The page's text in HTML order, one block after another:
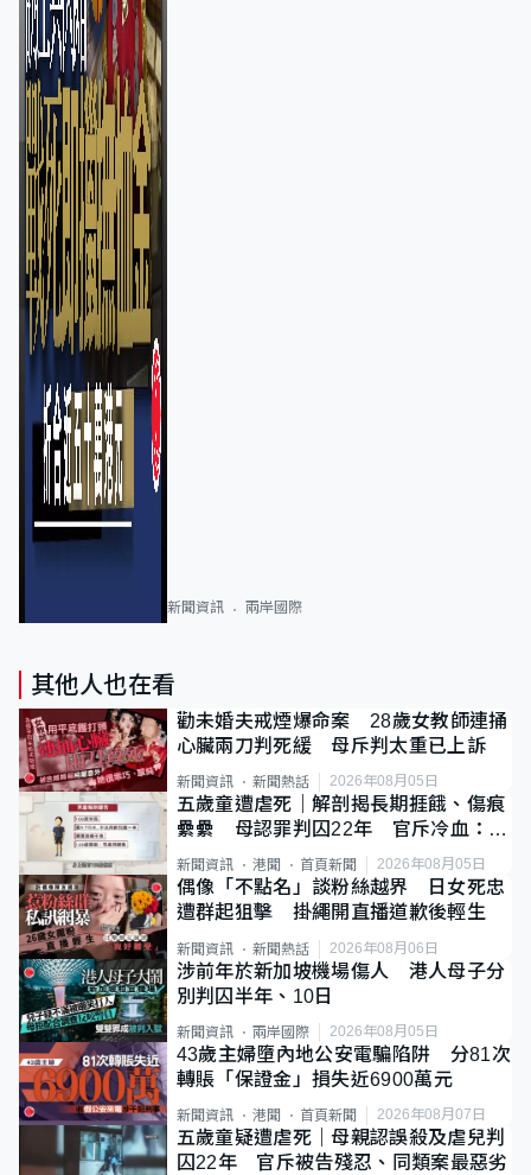
新聞資訊 兩岸國際
其他人也在看
勸未婚夫戒煙爆命案 28歲女教師連捅
心臟兩刀判死緩 母斥判太重已上訴
新聞資訊 新聞熱話 2026年08月05日
五歲童遭虐死｜解剖揭長期捱餓、傷痕
纍纍 母認罪判囚22年 官斥冷血：同
類案最惡劣
新聞資訊 港聞 首頁新聞 2026年08月05日
偶像「不點名」談粉絲越界 日女死忠
遭群起狙擊 掛繩開直播道歉後輕生
新聞資訊 新聞熱話 2026年08月06日
涉前年於新加坡機場傷人 港人母子分
別判囚半年、10日
新聞資訊 兩岸國際 2026年08月05日
43歲主婦墮內地公安電騙陷阱 分81次
轉賬「保證金」損失近6900萬元
新聞資訊 港聞 首頁新聞 2026年08月07日
五歲童疑遭虐死｜母親認誤殺及虐兒判
囚22年 官斥被告殘忍、同類案最惡劣